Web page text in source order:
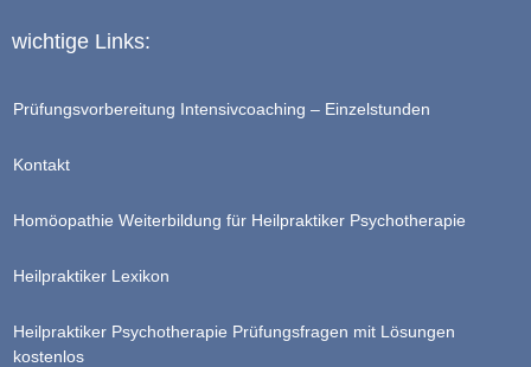
wichtige Links:
Prüfungsvorbereitung Intensivcoaching – Einzelstunden
Kontakt
Homöopathie Weiterbildung für Heilpraktiker Psychotherapie
Heilpraktiker Lexikon
Heilpraktiker Psychotherapie Prüfungsfragen mit Lösungen
kostenlos